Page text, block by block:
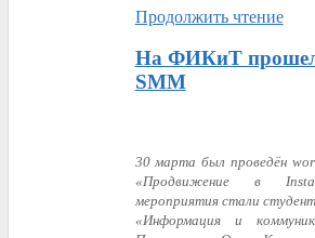
Продолжить чтение
На ФИКиТ
SMM
30 марта был проведён
«Продвижение в
мероприятия стали
«Информация и